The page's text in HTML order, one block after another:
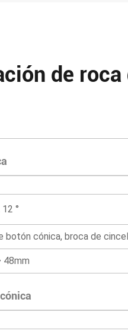
de roca
12 °
botón cónica, broca de
48mm